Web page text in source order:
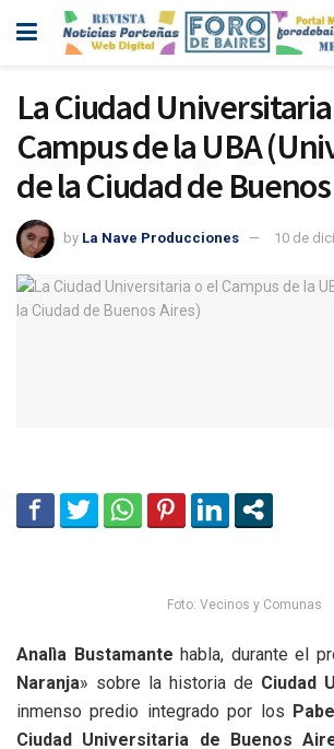
La Ciudad
Campus de la UBA
de la Ciudad de
by La Nave Producciones 10 de
Foto: Vecinos y Comunas
Analìa Bustamante habla, durante el
Naranja» sobre la historia de Ciudad
inmenso predio integrado por los
Ciudad Universitaria de Buenos